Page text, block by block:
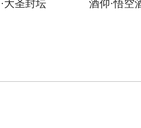
酒仰·悟空酒